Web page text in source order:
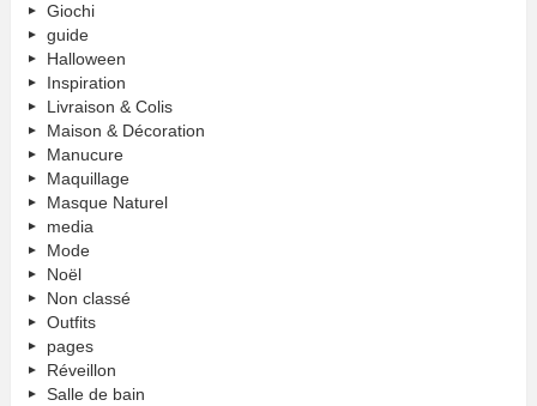
Giochi
guide
Halloween
Inspiration
Livraison & Colis
Maison & Décoration
Manucure
Maquillage
Masque Naturel
media
Mode
Noël
Non classé
Outfits
pages
Réveillon
Salle de bain